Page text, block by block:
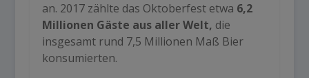
an. 2017 zählte das Oktoberfest etwa 6,2
Millionen Gäste aus aller Welt, die
insgesamt rund 7,5 Millionen Maß Bier
konsumierten.